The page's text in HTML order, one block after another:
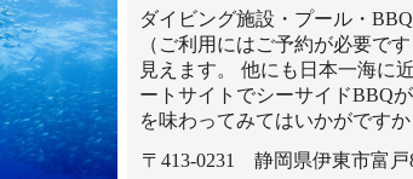
ダイビング施設・プール・
（ご利用にはご予約が必要で
見えます。 他にも日本一海に
ートサイトでシーサイドBBQ
を味わってみてはいかがですか
〒413-0231 静岡県伊東市富戸